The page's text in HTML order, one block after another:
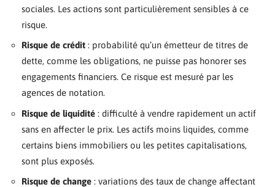
sociales. Les actions sont particulièrement sensibles à ce
risque.
Risque de crédit : probabilité qu’un émetteur de titres de
dette, comme les obligations, ne puisse pas honorer ses
engagements financiers. Ce risque est mesuré par les
agences de notation.
Risque de liquidité : difficulté à vendre rapidement un actif
sans en affecter le prix. Les actifs moins liquides, comme
certains biens immobiliers ou les petites capitalisations,
sont plus exposés.
Risque de change : variations des taux de change affectant